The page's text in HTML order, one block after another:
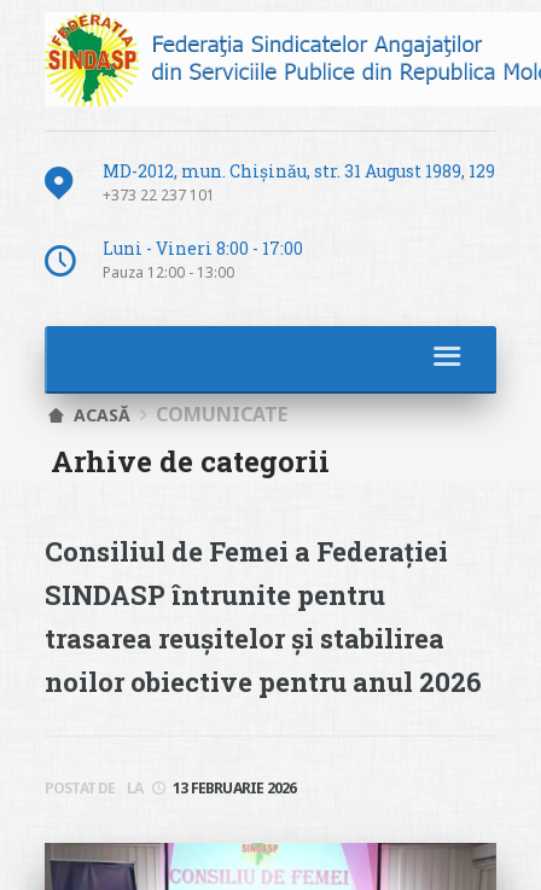
MD-2012, mun. Chișinău, str. 31 August 1989, 129
+373 22 237 101
Luni - Vineri 8:00 - 17:00
Pauza 12:00 - 13:00
ACASĂ COMUNICATE
Arhive de categorii
Consiliul de Femei a Federației
SINDASP întrunite pentru
trasarea reușitelor și stabilirea
noilor obiective pentru anul 2026
POSTAT DE LA 13 FEBRUARIE 2026